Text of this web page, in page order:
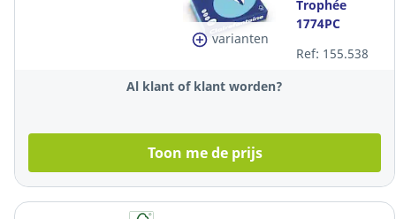
varianten
Trophée
1774PC
papier, 80 g,
Ref: 155.538
Al klant of klant worden?
Toon me de prijs